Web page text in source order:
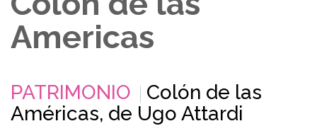
Americas
PATRIMONIO
Colón de las
Américas, de Ugo Attardi